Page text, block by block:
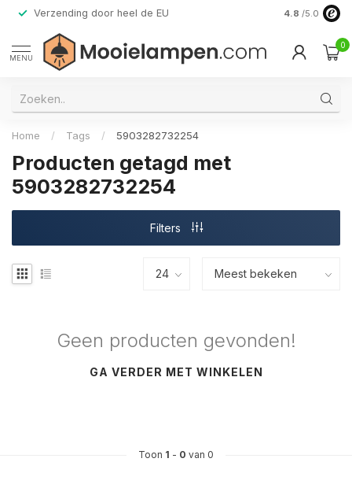
Verzending door heel de EU Alleen
4.8 /5.0
MENU
0
Home / Tags / 5903282732254
Producten getagd met
5903282732254
Filters
Geen producten gevonden!
GA VERDER MET WINKELEN
Toon 1 - 0 van 0